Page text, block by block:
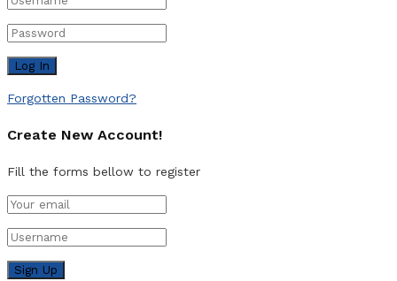
Forgotten Password?
Create New Account!
Fill the forms bellow to register